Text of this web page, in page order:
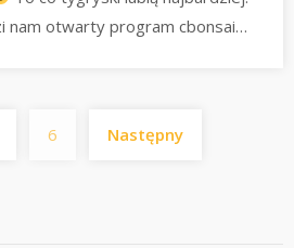
nam otwarty program cbonsai…
wpisów
6 Następny